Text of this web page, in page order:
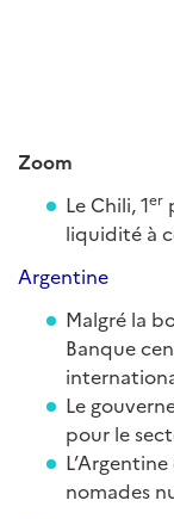
Zoom
Le Chili, 1er
liquidité à
Argentine
Malgré la
Banque
Le
pour le
nomades